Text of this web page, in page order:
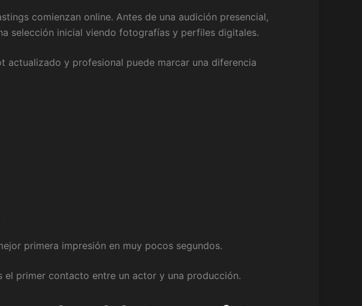
comienzan online. Antes de una audición presencial,
selección inicial viendo fotografías y perfiles digitales.
actualizado y profesional puede marcar una diferencia
primera impresión en muy pocos segundos.
el primer contacto entre un actor y una producción.